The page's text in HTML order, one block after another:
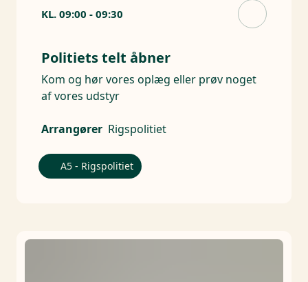
KL. 09:00 - 09:30
Politiets telt åbner
Kom og hør vores oplæg eller prøv noget
af vores udstyr
Arrangører Rigspolitiet
A5 - Rigspolitiet